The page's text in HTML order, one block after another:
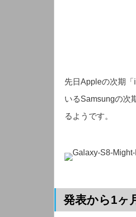
先日Appleの次期
いるSamsungの次
るようです。
発表から1ヶ